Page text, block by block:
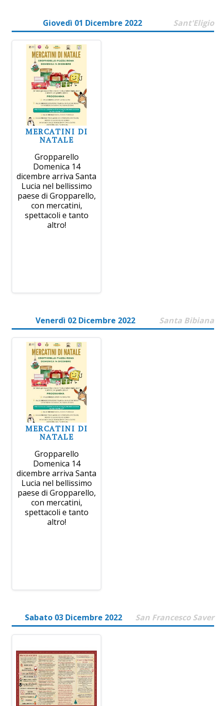
Giovedì 01 Dicembre 2022 Sant'Eligio
MERCATINI DI
NATALE
Gropparello
Domenica 14
dicembre arriva Santa
Lucia nel bellissimo
paese di Gropparello,
con mercatini,
spettacoli e tanto
altro!
Venerdì 02 Dicembre 2022 Santa Bibiana
MERCATINI DI
NATALE
Gropparello
Domenica 14
dicembre arriva Santa
Lucia nel bellissimo
paese di Gropparello,
con mercatini,
spettacoli e tanto
altro!
Sabato 03 Dicembre 2022 San Francesco Saver